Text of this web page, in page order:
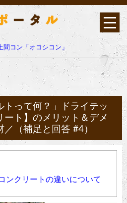
オコシコンは高い透水性
を持ちながら表面強度・
曲げ強度に優れたポーラ
ス構造の高強度コンクリ
コン「オコシコン」
トって何？」ドライテッ
ート】のメリット＆デメ
（補足と回答 #4）
ンクリートの違いについて